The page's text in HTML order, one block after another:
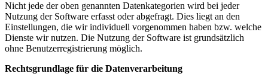
Nicht jede der oben genannten Datenkategorien wird bei jeder
Nutzung der Software erfasst oder abgefragt. Dies liegt an den
Einstellungen, die wir individuell vorgenommen haben bzw. welche
Dienste wir nutzen. Die Nutzung der Software ist grundsätzlich
ohne Benutzerregistrierung möglich.
Rechtsgrundlage für die Datenverarbeitung